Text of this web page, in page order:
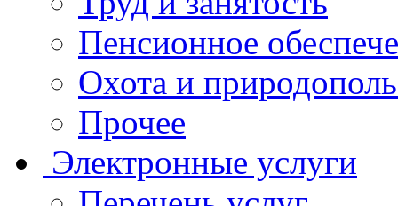
Пенсионное
Охота и
Прочее
Электронные услуги